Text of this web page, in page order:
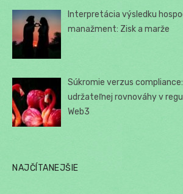
Interpretácia výsledku
manažment: Zisk a marže
Súkromie verzus
udržateľnej rovnováhy v
Web3
NAJČÍTANEJŠIE